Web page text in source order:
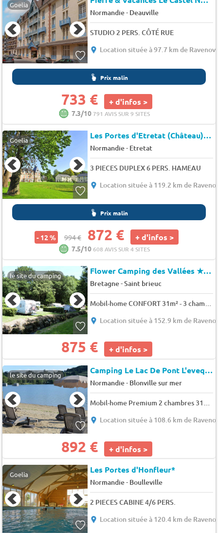
Goelia
Normandie- Deauville
STUDIO 2 PERS. CÔTÉ RUE
Location située à 97.7 km de
Prix malin
733 € + d'infos >
7.3/10791 AVIS SUR 9 SITES
Goelia Les Portes d'Etretat (Château)
Normandie- Etretat
3 PIECES DUPLEX 6 PERS. HAMEAU
Location située à 119.2 km de
Prix malin
- 12 % 994 € 872 € + d'infos >
7.5/10608 AVIS SUR 4 SITES
le site du camping Flower Camping des Vallées★★★
Bretagne-Saint brieuc
Mobil-home CONFORT 31m² - 3 chambres avec terrasse couverte 6 pers.
Location située à 152.9 km de
875 € + d'infos >
le site du camping Camping Le Lac De Pont L'eveque
Normandie- Blonville sur mer
Mobil-home Premium 2 chambres 31m² 4 pers.
Location située à 108.6 km de
892 € + d'infos >
Goelia Les Portes d'Honfleur*
Normandie- Boulleville
2 PIECES CABINE 4/6 PERS.
Location située à 120.4 km de